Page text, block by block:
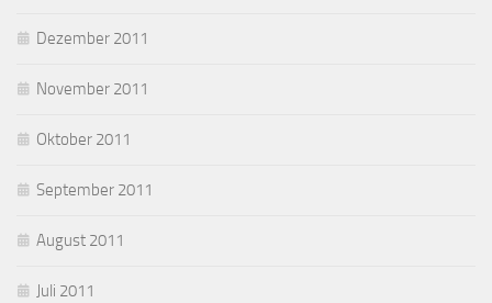
Dezember 2011
November 2011
Oktober 2011
September 2011
August 2011
Juli 2011